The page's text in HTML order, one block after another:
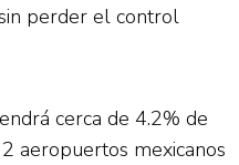
perder el control
cerca de 4.2% de
aeropuertos mexicanos